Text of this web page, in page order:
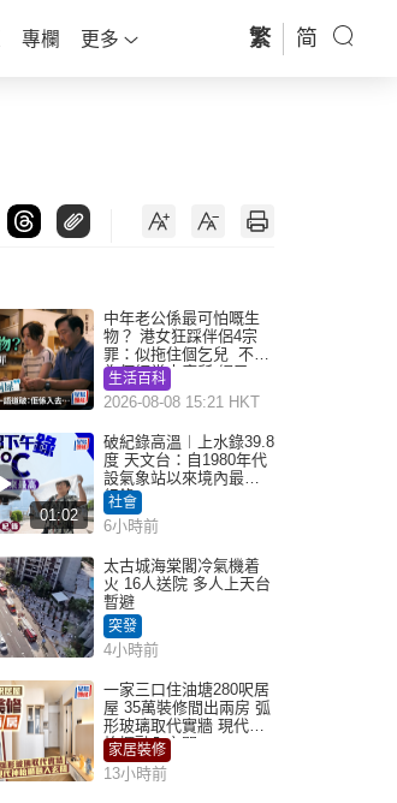
專欄 更多 繁 简
中年老公係最可怕嘅生
物？ 港女狂踩伴侶4宗
罪：似拖住個乞兒 不解
為何經常去廁所 網民一
語道破
生活百科
2026-08-08 15:21 HKT
01:02
破紀錄高溫︱上水錄39.8
度 天文台：自1980年代
設氣象站以來境內最高
紀錄
社會
6小時前
太古城海棠閣冷氣機着
火 16人送院 多人上天台
暫避
突發
4小時前
一家三口住油塘280呎居
屋 35萬裝修間出兩房 弧
形玻璃取代實牆 現代神
枱櫃融入玄關
家居裝修
13小時前